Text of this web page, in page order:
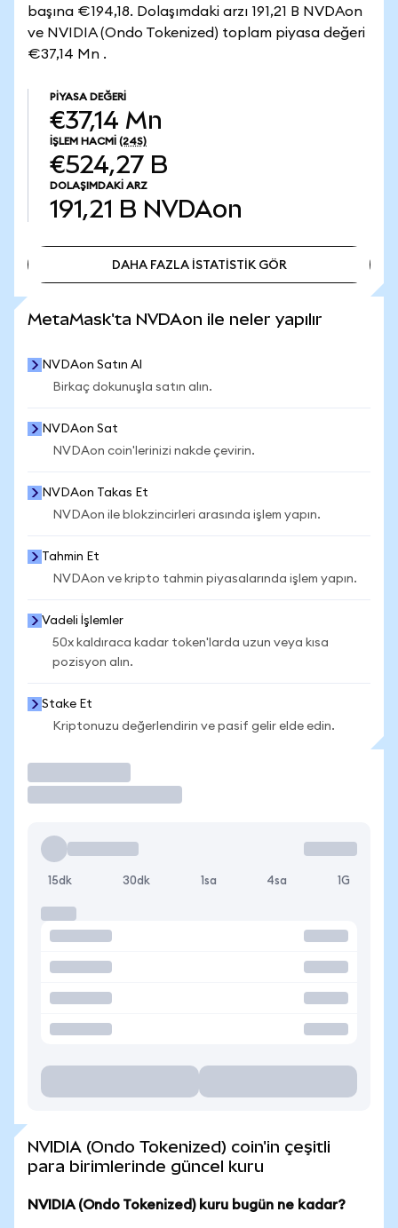
başına €194,18. Dolaşımdaki arzı 191,21 B NVDAon
ve NVIDIA (Ondo Tokenized) toplam piyasa değeri
€37,14 Mn .
PIYASA DEĞERI
€37,14 Mn
İŞLEM HACMI (24S)
€524,27 B
DOLAŞIMDAKI ARZ
191,21 B NVDAon
DAHA FAZLA İSTATİSTİK GÖR
MetaMask'ta NVDAon ile neler yapılır
NVDAon Satın Al
Birkaç dokunuşla satın alın.
NVDAon Sat
NVDAon coin'lerinizi nakde çevirin.
NVDAon Takas Et
NVDAon ile blokzincirleri arasında işlem yapın.
Tahmin Et
NVDAon ve kripto tahmin piyasalarında işlem yapın.
Vadeli İşlemler
50x kaldıraca kadar token'larda uzun veya kısa
pozisyon alın.
Stake Et
Kriptonuzu değerlendirin ve pasif gelir elde edin.
15dk 30dk 1sa 4sa 1G
NVIDIA (Ondo Tokenized) coin'in çeşitli
para birimlerinde güncel kuru
NVIDIA (Ondo Tokenized) kuru bugün ne kadar?